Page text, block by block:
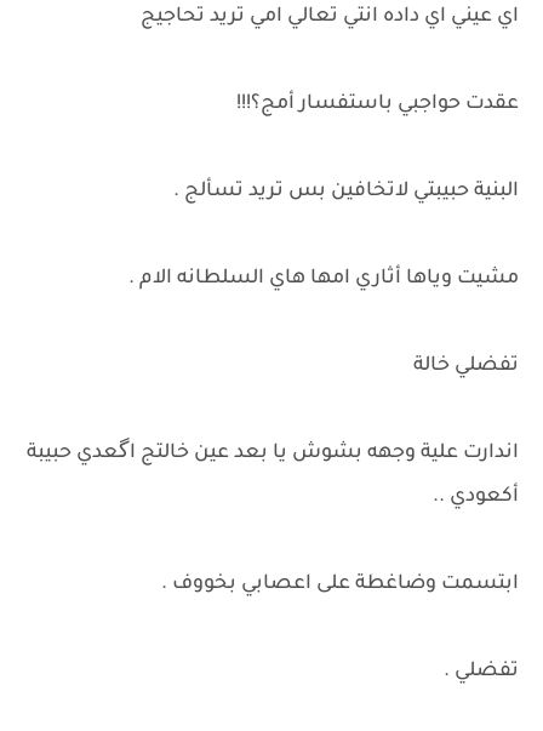
اي عيني اي داده انتي تعالي امي تريد تحاجيج
عقدت حواجبي باستفسار أمج؟!!!
البنية حبيبتي لاتخافين بس تريد تسألج .
مشيت وياها أثاري امها هاي السلطانه الام .
تفضلي خالة
اندارت علية وجهه بشوش يا بعد عين خالتج اگعدي حبيبة
أكعودي ..
ابتسمت وضاغطة على اعصابي بخووف .
تفضلي .